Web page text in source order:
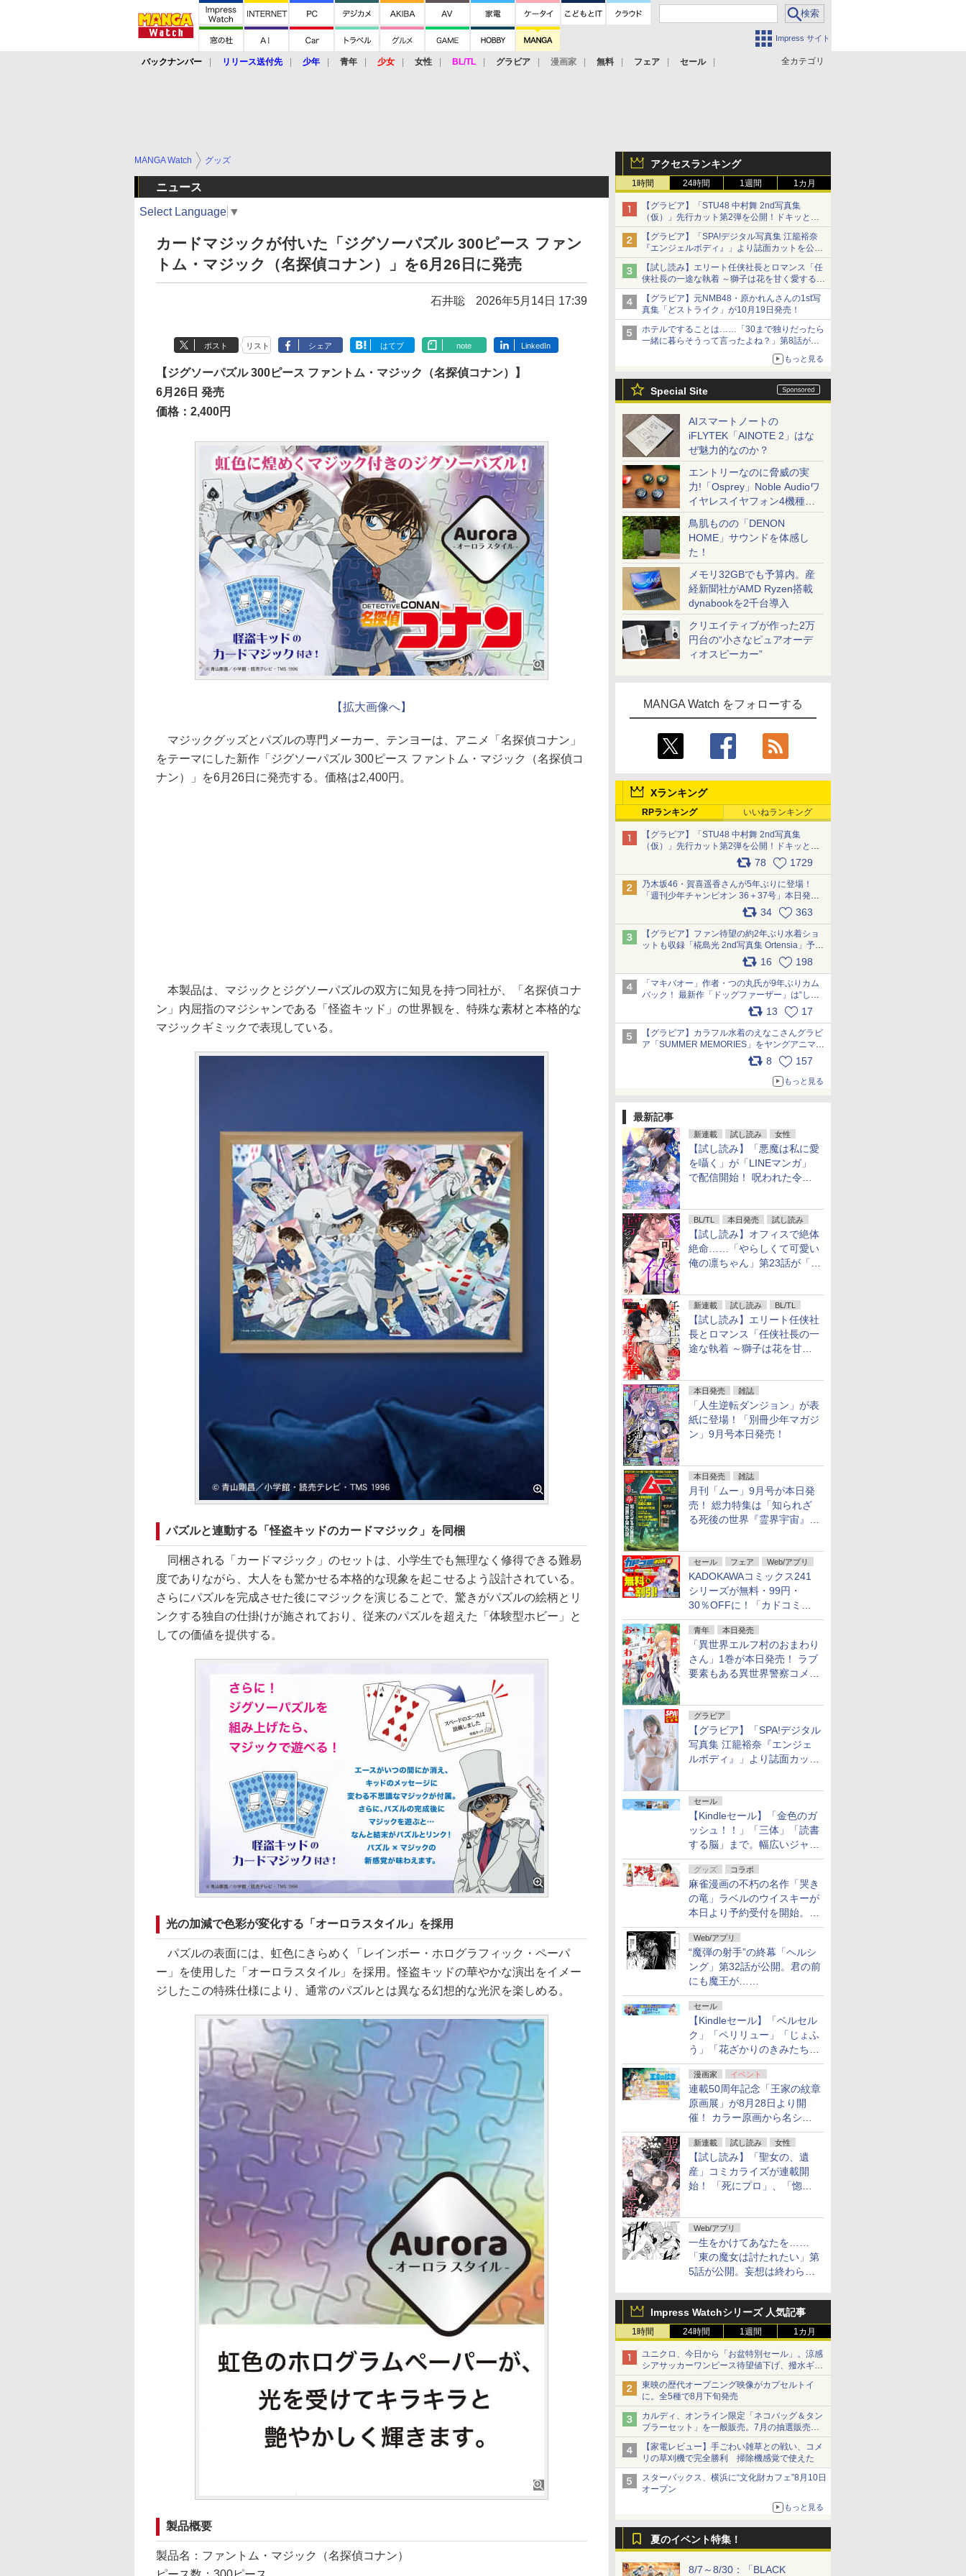
Impress サイト
全カテゴリ
バックナンバー リリース送付先 少年 青年 少女 女性 BL/TL グラビア 漫画家 無料 フェア セール
アクセスランキング
1時間 24時間 1週間 1カ月
【グラビア】「STU48 中村舞 2nd写真集
（仮）」先行カット第2弾を公開！ドキッとす
るランジェリーカットなど新たな挑戦
【グラビア】「SPA!デジタル写真集 江籠裕奈
『エンジェルボディ』」より誌面カットを公
開！
【試し読み】エリート任侠社長とロマンス「任
侠社長の一途な執着 ～獅子は花を甘く愛する
～」をメチャコミで先行配信開始
【グラビア】元NMB48・原かれんさんの1st写
真集「どストライク」が10月19日発売！
ホテルですることは……「30まで独りだったら
一緒に暮らそうって言ったよね？」第8話が無
もっと見る
Special Site
AIスマートノートの
iFLYTEK「AINOTE 2」はな
ぜ魅力的なのか？
エントリーなのに脅威の実
力!「Osprey」Noble Audioワ
イヤレスイヤフォン4機種を
一気に聴く
鳥肌ものの「DENON
HOME」サウンドを体感し
た！
メモリ32GBでも予算内。産
経新聞社がAMD Ryzen搭載
dynabookを2千台導入
クリエイティブが作った2万
円台の“小さなピュアオーデ
ィオスピーカー”
MANGA Watch をフォローする
Xランキング
RPランキング いいねランキング
【グラビア】「STU48 中村舞 2nd写真集
（仮）」先行カット第2弾を公開！ドキッとす
るランジェリーカットなど新たな挑戦
78 1729
乃木坂46・賀喜遥香さんが5年ぶりに登場！
「週刊少年チャンピオン 36＋37号」本日発
売 pic.x.com/2Mo85ZlRvK
34 363
【グラビア】ファン待望の約2年ぶり水着ショ
ットも収録「椛島光 2nd写真集 Ortensia」予約
16 198
「マキバオー」作者・つの丸氏が9年ぶりカム
バック！ 最新作「ドッグファーザー」は“しゃ
べらない動物”とのリアルな暮らしを描く 「も
うこれ以上の幸せはない」……一緒に暮らす愛
犬たちへ… pic.x.com/hEr88DgVyD
13 17
【グラビア】カラフル水着のえなこさんグラビ
ア「SUMMER MEMORIES」をヤングアニマル
Webで公開中 pic.x.com/wdmmjZ7DnV
8 157
もっと見る
最新記事
新連載 試し読み 女性
【試し読み】「悪魔は私に愛
を囁く」が「LINEマンガ」
で配信開始！ 呪われた令嬢×
BL/TL 本日発売 試し読み
【試し読み】オフィスで絶体
絶命……「やらしくて可愛い
俺の凛ちゃん」第23話が「コ
新連載 試し読み BL/TL
【試し読み】エリート任侠社
長とロマンス「任侠社長の一
途な執着 ～獅子は花を甘く
本日発売 雑誌
「人生逆転ダンジョン」が表
紙に登場！「別冊少年マガジ
ン」9月号本日発売！
本日発売 雑誌
月刊「ムー」9月号が本日発
売！ 総力特集は「知られざ
る死後の世界『霊界宇宙』の
セール フェア Web/アプリ
KADOKAWAコミックス241
シリーズが無料・99円・
30％OFFに！「カドコミフ
ェア 2026」第2弾が開催中！
青年 本日発売
「異世界エルフ村のおまわり
さん」1巻が本日発売！ ラブ
要素もある異世界警察コメデ
グラビア
【グラビア】「SPA!デジタル
写真集 江籠裕奈『エンジェ
ルボディ』」より誌面カット
セール
【Kindleセール】「金色のガ
ッシュ！！」「三体」「読書
する脳」まで。幅広いジャン
ルの電子書籍が最大65％オ
フ！「Kindle本サマーセー
ル」第2弾が開催中！
グッズ コラボ
麻雀漫画の不朽の名作「哭き
の竜」ラベルのウイスキーが
本日より予約受付を開始。8
月16日まで
Web/アプリ
“魔弾の射手”の終幕「ヘルシ
ング」第32話が公開。君の前
にも魔王が……
セール
【Kindleセール】「ベルセル
ク」「ペリリュー」「じょふ
う」「花ざかりのきみたち
へ」などが最大50％オフ！
「白泉社 夏の大割引セー
ル」が開催中！
漫画家 イベント
連載50周年記念「王家の紋章
原画展」が8月28日より開
催！ カラー原画から名シー
ンの原稿まで
新連載 試し読み 女性
【試し読み】「聖女の、遺
産」コミカライズが連載開
始！ 「死にプロ」、「惚れ
Web/アプリ
一生をかけてあなたを……
「東の魔女は討たれたい」第
5話が公開。妄想は終わらな
Impress Watchシリーズ 人気記事
1時間 24時間 1週間 1カ月
ユニクロ、今日から「お盆特別セール」。涼感
シアサッカーワンピース待望値下げ、撥水ギア
ショーツは1990円に
東映の歴代オープニング映像がカプセルトイ
に。全5種で8月下旬発売
カルディ、オンライン限定「ネコバッグ＆タン
ブラーセット」を一般販売。7月の抽選販売の
当選無効分
【家電レビュー】手ごわい雑草との戦い、コメ
リの草刈機で完全勝利 掃除機感覚で使えた
スターバックス、横浜に“文化財カフェ”8月10日
オープン
もっと見る
夏のイベント特集！
8/7～8/30：「BLACK
MANGA Watch グッズ
ニュース
Select Language ▼
カードマジックが付いた「ジグソーパズル 300ピース ファン
トム・マジック（名探偵コナン）」を6月26日に発売
石井聡 2026年5月14日 17:39
ポスト リスト シェア はてブ note LinkedIn
【ジグソーパズル 300ピース ファントム・マジック（名探偵コナン）】
6月26日 発売
価格：2,400円
【拡大画像へ】
マジックグッズとパズルの専門メーカー、テンヨーは、アニメ「名探偵コナン」
をテーマにした新作「ジグソーパズル 300ピース ファントム・マジック（名探偵コ
ナン）」を6月26日に発売する。価格は2,400円。
本製品は、マジックとジグソーパズルの双方に知見を持つ同社が、「名探偵コナ
ン」内屈指のマジシャンである「怪盗キッド」の世界観を、特殊な素材と本格的な
マジックギミックで表現している。
パズルと連動する「怪盗キッドのカードマジック」を同梱
同梱される「カードマジック」のセットは、小学生でも無理なく修得できる難易
度でありながら、大人をも驚かせる本格的な現象を起こせるよう設計されている。
さらにパズルを完成させた後にマジックを演じることで、驚きがパズルの絵柄とリ
ンクする独自の仕掛けが施されており、従来のパズルを超えた「体験型ホビー」と
しての価値を提供する。
光の加減で色彩が変化する「オーロラスタイル」を採用
パズルの表面には、虹色にきらめく「レインボー・ホログラフィック・ペーパ
ー」を使用した「オーロラスタイル」を採用。怪盗キッドの華やかな演出をイメー
ジしたこの特殊仕様により、通常のパズルとは異なる幻想的な光沢を楽しめる。
製品概要
製品名：ファントム・マジック（名探偵コナン）